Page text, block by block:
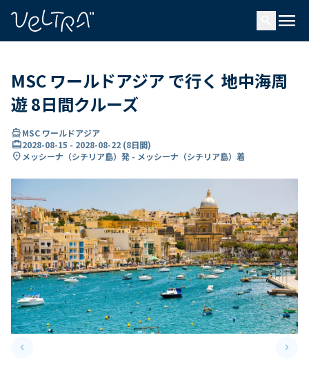
menu
MSC ワールドアジア で行く 地中海周
遊 8日間クルーズ
directions_boatMSC ワールドアジア
card_travel2028-08-15 - 2028-08-22 (8日間)
location_on メッシーナ（シチリア島）発 - メッシーナ（シチリア島）着
keyboard_arrow_leftPrevious slide keyboard_arrow_right